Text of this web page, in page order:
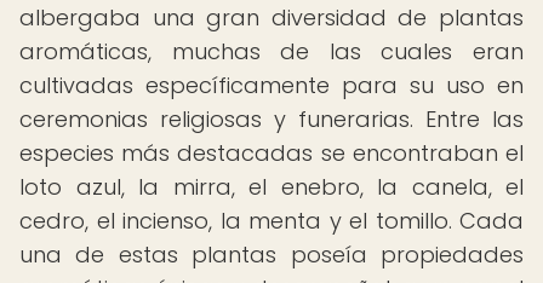
albergaba una gran diversidad de plantas
aromáticas, muchas de las cuales eran
cultivadas específicamente para su uso en
ceremonias religiosas y funerarias. Entre las
especies más destacadas se encontraban el
loto azul, la mirra, el enebro, la canela, el
cedro, el incienso, la menta y el tomillo. Cada
una de estas plantas poseía propiedades